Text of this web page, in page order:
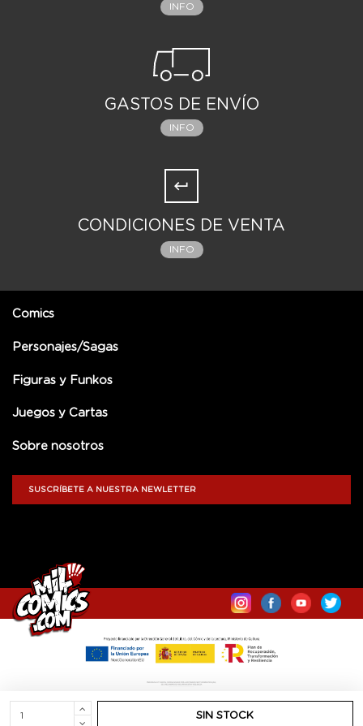
SIN STOCK
INFO
GASTOS DE ENVÍO
INFO
CONDICIONES DE VENTA
INFO
Comics
Personajes/Sagas
Figuras y Funkos
Juegos y Cartas
Sobre nosotros
SUSCRÍBETE A NUESTRA NEWLETTER